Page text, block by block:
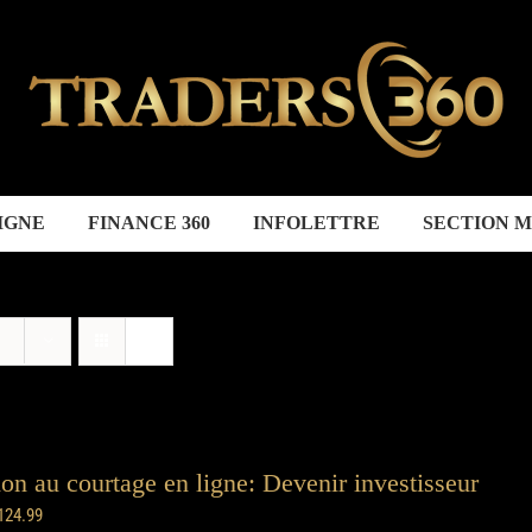
FINANCE 360 INFOLETTRE SECTION
au courtage en ligne: Devenir investisseur